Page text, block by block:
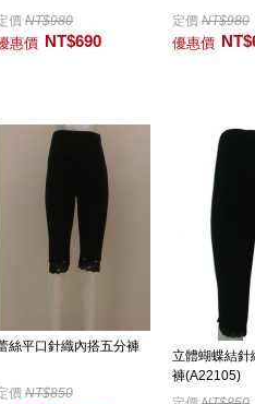
價 NT$980
惠價 NT$690
定價 NT$980
優惠價
絲平口針織內搭五分褲
價 NT$850
立體蝴蝶結針
褲(A22105)